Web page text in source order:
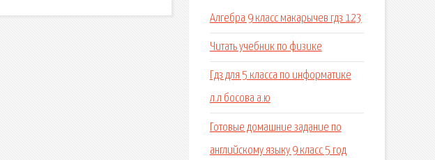
Алгебра 9 класс макарычев гдз 123
Читать учебник по физике
Гдз для 5 класса по информатике
л.л босова а.ю
Готовые домашние задание по
английскому языку 9 класс 5 год